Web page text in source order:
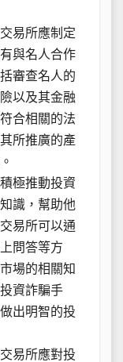
交易所應制定
與名人合作
審查名人的
以及其金融
合相關的法
所推廣的產
極推動投資
識，幫助他
易所可以通
問答等方
場的相關知
資詐騙手
出明智的投
交易所應對投